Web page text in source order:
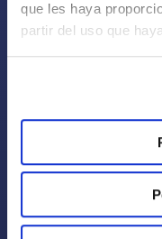
que les haya
partir del uso que
Legal
Aviso legal
Política de cookies
Contacto
C/ Asdrúbal,